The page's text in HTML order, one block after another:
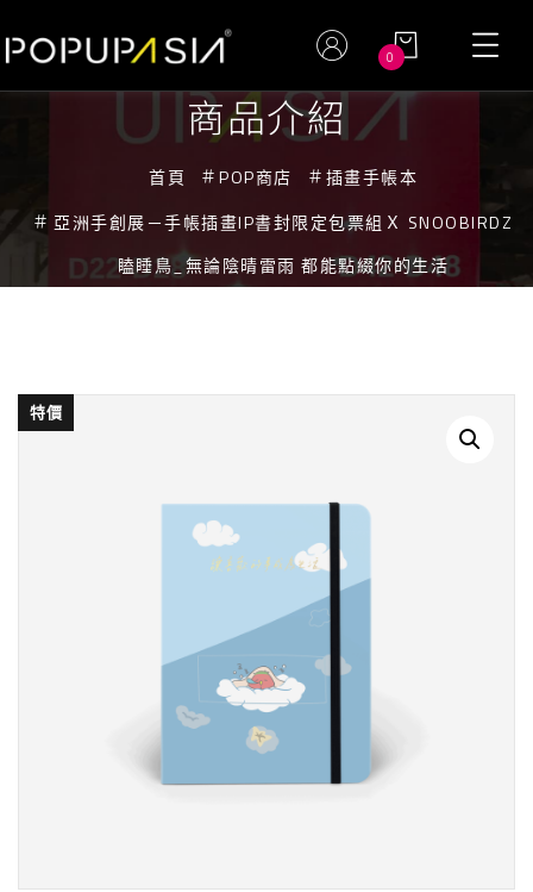
0
商品介紹
首頁 POP商店
插畫手帳本
亞洲手創展－手帳插畫IP書封限定包票組Ｘ SNOOBIRDZ
瞌睡鳥_無論陰晴雷雨 都能點綴你的生活
特價